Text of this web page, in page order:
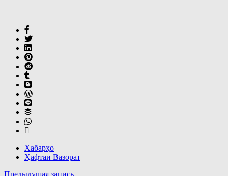
Хабарҳо
Ҳафтаи Вазорат
Предыдущая запись